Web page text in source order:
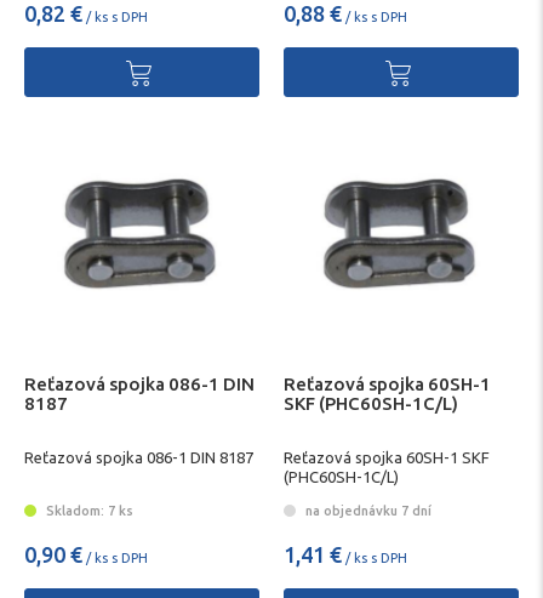
0,82 € / ks s DPH 0,88 € / ks s DPH
Reťazová spojka 086-1 DIN
8187
Reťazová spojka 086-1 DIN 8187
Skladom: 7 ks
0,90 € / ks s DPH
Reťazová spojka 60SH-1
SKF (PHC60SH-1C/L)
Reťazová spojka 60SH-1 SKF
(PHC60SH-1C/L)
na objednávku 7 dní
1,41 € / ks s DPH